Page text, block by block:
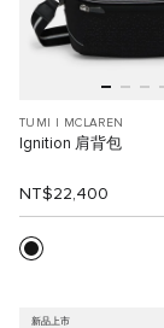
TUMI I MCLAREN
Ignition 肩背包
NT$22,400
新品上市